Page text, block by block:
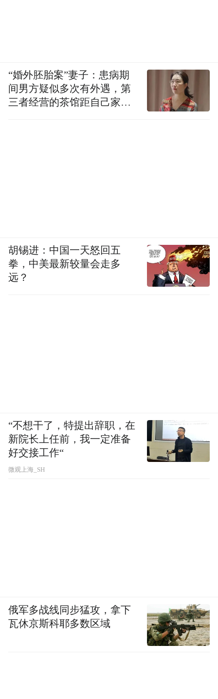
“婚外胚胎案”妻子：患病期
间男方疑似多次有外遇，第
三者经营的茶馆距自己家步
胡锡进：中国一天怒回五
拳，中美最新较量会走多
远？
“不想干了，特提出辞职，在
新院长上任前，我一定准备
好交接工作“
微观上海_SH
俄军多战线同步猛攻，拿下
瓦休京斯科耶多数区域